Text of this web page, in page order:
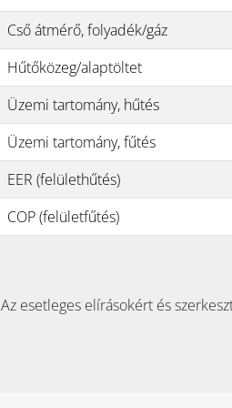
Cső átmérő, folyadék/gáz
Hűtőközeg/alaptöltet
Üzemi tartomány, hűtés
Üzemi tartomány, fűtés
EER (felülethűtés)
COP (felületfűtés)
Az esetleges elírásokért és